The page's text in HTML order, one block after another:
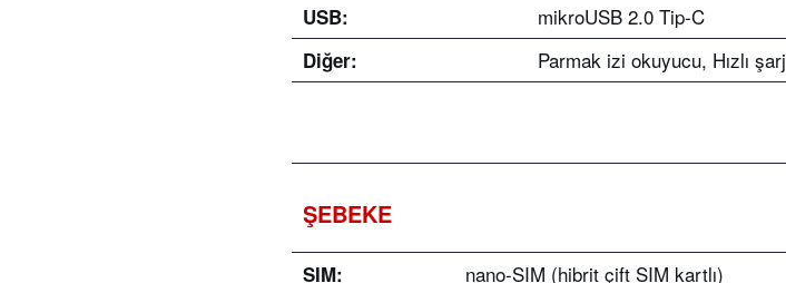
USB: mikroUSB 2.0 Tip-C
Diğer: Parmak izi okuyucu, Hızlı şarj
ŞEBEKE
SIM: nano-SIM (hibrit çift SIM kartlı)